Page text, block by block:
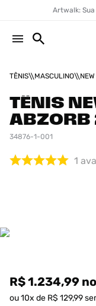
Artwalk: Sua
TÊNIS MASCULINO
TÊNIS
34876-1-001
1
R$ 1.234,99
ou10x de R$ 129,99